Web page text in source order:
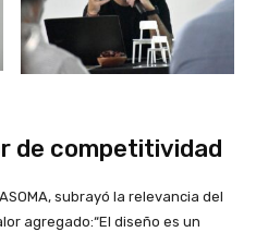
de competitividad
subrayó la relevancia del
agregado:“El diseño es un